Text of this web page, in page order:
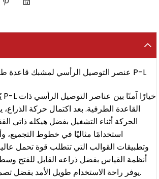
عنصر التوصيل الرأسي لمشبك قاعدة طرفية من إنيجما 1105 P-L
القاعدة الطرفية. بعد اكتمال حركة الذراع،
الحركة أثناء التشغيل بفضل هيكله ذاتي
استخدامًا مثاليًا في خطوط التجميع،
وتطبيقات القوالب التي تتطلب قوة تحمل
أنظمة القياس بفضل ذراعه القابل للفتح
يوفر راحة الاستخدام طويل الأمد بفضل تصميمه سهل الاستخدام.